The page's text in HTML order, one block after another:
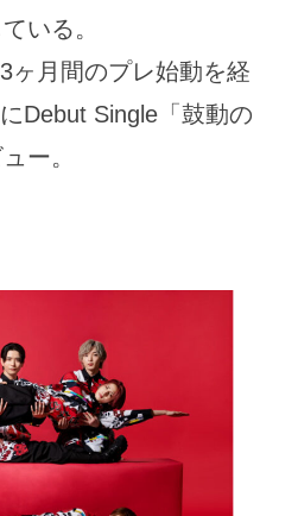
いる。
ヶ月間のプレ始動を経
Debut Single「鼓動の
ー。